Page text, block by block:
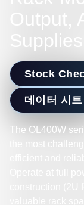
Output,
Supplies
Stock
데이터 시트
The OL400W
the most